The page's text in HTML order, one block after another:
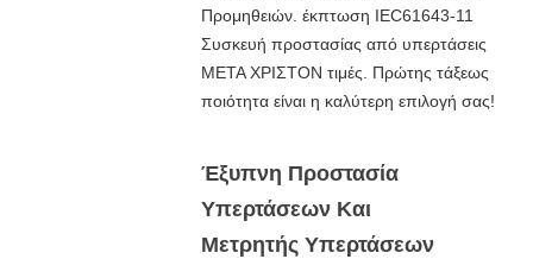
Προμηθειών. έκπτωση IEC61643-11
Συσκευή προστασίας από υπερτάσεις
ΜΕΤΑ ΧΡΙΣΤΟΝ τιμές. Πρώτης τάξεως
ποιότητα είναι η καλύτερη επιλογή σας!
Έξυπνη Προστασία
Υπερτάσεων Και
Μετρητής Υπερτάσεων